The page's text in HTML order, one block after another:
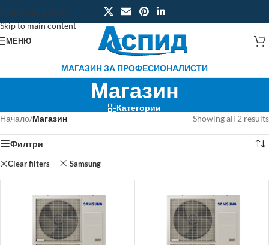
Skip to navigation
Skip to main content
МЕНЮ
МАГАЗИН ЗА ПРОФЕСИОНАЛИСТИ
Магазин
Категории
Начало/Магазин Showing all 2 results
Филтри
Clear filters Samsung